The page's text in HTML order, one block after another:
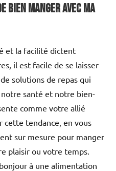
bien manger avec Ma
et la facilité dictent
il est facile de se laisser
solutions de repas qui
santé et notre bien-
comme votre allié
cette tendance, en vous
sur mesure pour manger
plaisir ou votre temps.
à une alimentation